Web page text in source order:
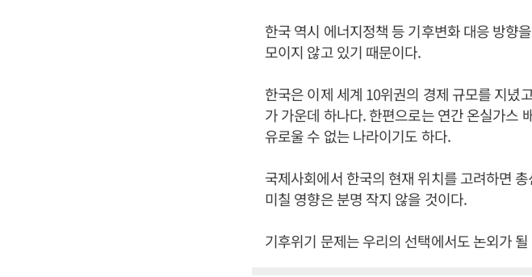
한국 역시 에너지정책 등 기후변화 대응 방향
모이지 않고 있기 때문이다.
한국은 이제 세계 10위권의 경제 규모를 지녔
가 가운데 하나다. 한편으로는 연간 온실가스
유로울 수 없는 나라이기도 하다.
국제사회에서 한국의 현재 위치를 고려하면
미칠 영향은 분명 작지 않을 것이다.
기후위기 문제는 우리의 선택에서도 논외가